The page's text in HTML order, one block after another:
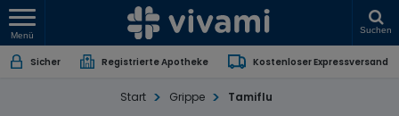
Menü
Suchen
Sicher Registrierte Apotheke Kostenloser Expressversand
Start Grippe Tamiflu